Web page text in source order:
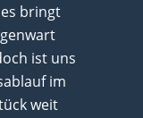
bringt
ist uns
im
weit